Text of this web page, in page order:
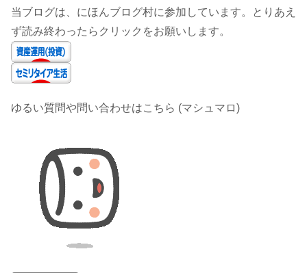
当ブログは、にほんブログ村に参加しています。とりあえ
ず読み終わったらクリックをお願いします。
ゆるい質問や問い合わせはこちら (マシュマロ)